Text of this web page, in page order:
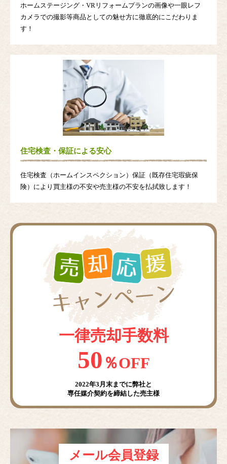
ホームステージング・VRリフォームプランの画像や一眼レフ
カメラでの撮影等商品としての魅せ方に徹底的にこだわりま
す！
住宅検査・保証による安心
住宅検査（ホームインスペクション）保証（既存住宅瑕疵保
険）により買主様の不安や売主様の不安を払拭致します！
一律売却手数料
50 ％OFF
2022年3月末までに弊社と
専任媒介契約を締結した売主様
メール会員登録